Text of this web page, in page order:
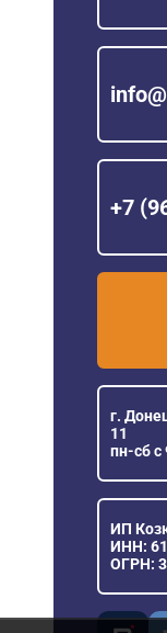
+7
г.
11
пн-сб с
ИП
ИНН:
ОГРН: